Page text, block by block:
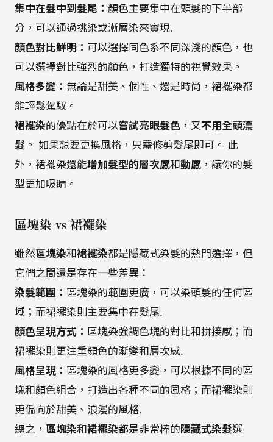
集中在髮中到髮尾： 顏色主要集中在頭髮的下半部
分，可以通過挑染或漸層染來實現.
顏色對比鮮明： 可以選擇同色系不同深淺的顏色，也
可以選擇對比強烈的顏色，打造獨特的視覺效果。
風格多變： 無論是甜美、個性、還是時尚，裙襬染都
能輕鬆駕馭。
裙襬染的優點在於可以嘗試亮眼髮色 ，又不用全頭漂
髮 。 如果想要更換風格，只需修剪髮尾即可。 此
外，裙襬染還能增加髮型的層次感和動感 ，讓你的髮
型更加吸睛。
區塊染 vs 裙襬染
雖然區塊染和裙襬染都是隱藏式染髮的熱門選擇，但
它們之間還是存在一些差異：
染髮範圍： 區塊染的範圍更廣，可以染頭髮的任何區
域；而裙襬染則主要集中在髮尾.
顏色呈現方式： 區塊染強調色塊的對比和拼接感；而
裙襬染則更注重顏色的漸變和層次感.
風格呈現： 區塊染的風格更多變，可以根據不同的區
塊和顏色組合，打造出各種不同的風格；而裙襬染則
更偏向於甜美、浪漫的風格.
總之， 區塊染和裙襬染都是非常棒的隱藏式染髮選